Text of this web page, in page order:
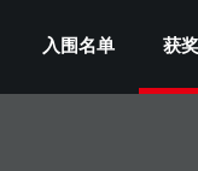
入围名单 获